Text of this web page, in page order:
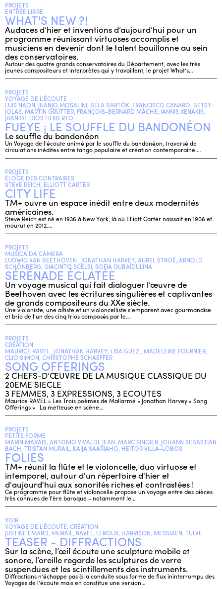
PROJETS
ENTRÉE LIBRE
WHAT'S NEW ?!
Audaces d’hier et inventions d’aujourd’hui pour un
programme réunissant virtuoses accomplis et
musiciens en devenir dont le talent bouillonne au sein
des conservatoires.
Autour des quatre grands conservatoires du Département, avec les très
jeunes compositeurs et interprètes qui y travaillent, le projet What’s…
PROJETS
VOYAGE DE L'ÉCOUTE
LUIS NAÓN, JUANJO MOSALINI, BÉLA BARTÓK, FRANCISCO CANARO, BETSY
JOLAS, MARTIN GRÜTTER, FRANÇOIS-BERNARD MÂCHE, IANNIS XENAKIS,
JUAN DE DIOS FILIBERTO
FUEYE ¡ LE SOUFFLE DU BANDONÉON
Le souffle du bandonéon
Un Voyage de l’écoute animé par le souffle du bandonéon, traversé de
circulations inédites entre tango populaire et création contemporaine.…
PROJETS
ÉLOGE DES CONTRAIRES
STEVE REICH, ELLIOTT CARTER
CITY LIFE
TM+ ouvre un espace inédit entre deux modernités
américaines.
Steve Reich est né en 1936 à New York, là où Elliott Carter naissait en 1908 et
mourut en 2012.…
PROJETS
MUSICA DA CAMERA
LUDWIG VAN BEETHOVEN , JONATHAN HARVEY, AUREL STROË, ARNOLD
SCHÖNBERG, GIACINTO SCELSI, SOFIA GUBAÏDULINA
SÉRÉNADE ÉCLATÉE
Un voyage musical qui fait dialoguer l’œuvre de
Beethoven avec les écritures singulières et captivantes
de grands compositeurs du XXe siècle.
Une violoniste, une altiste et un violoncelliste s’emparent avec gourmandise
et brio de l’un des cinq trios composés par le…
PROJETS
CRÉATION
MAURICE RAVEL , JONATHAN HARVEY, LISA GUEZ , MADELEINE FOURNIER,
CLIO SIMON, CHRISTOPHE SCHAEFFER
SONG OFFERINGS
2 CHEFS-D’ŒUVRE DE LA MUSIQUE CLASSIQUE DU
20EME SIECLE
3 FEMMES, 3 EXPRESSIONS, 3 ECOUTES
Maurice RAVEL « Les Trois poèmes de Mallarmé » Jonathan Harvey « Song
Offerings » La metteuse en scène…
PROJETS
PETITE FORME
MARIN MARAIS, ANTONIO VIVALDI, JEAN-MARC SINGIER, JOHANN SEBASTIAN
BACH, TRISTAN MURAIL, KAIJA SAARIAHO, HEITOR VILLA-LOBOS
FOLIES
TM+ réunit la flûte et le violoncelle, duo virtuose et
intemporel, autour d'un répertoire d'hier et
d'aujourd'hui aux sonorités riches et contrastées !
Ce programme pour flûte et violoncelle propose un voyage entre des pièces
très connues de l'ère baroque - notamment le…
VOIR
VOYAGE DE L'ÉCOUTE, CRÉATION
JUSTINE EMARD, MURAIL, RAVEL, LEROUX, HARRISON, MESSIAEN, TULVE
TEASER - DIFFRACTIONS
Sur la scène, l’œil écoute une sculpture mobile et
sonore, l’oreille regarde les sculptures de verre
suspendues et les scintillements des instruments.
Diffractions n’échappe pas à la conduite sous forme de flux ininterrompu des
Voyages de l’écoute mais en constitue une version…